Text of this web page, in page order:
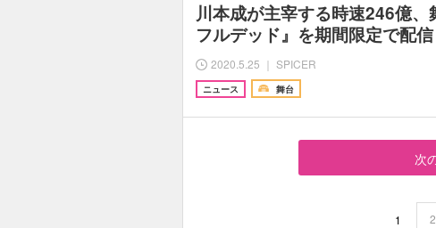
川本成が主宰する時速246億、
フルデッド』を期間限定で配信
2020.5.25 ｜ SPICER
ニュース 舞台
次
1 2